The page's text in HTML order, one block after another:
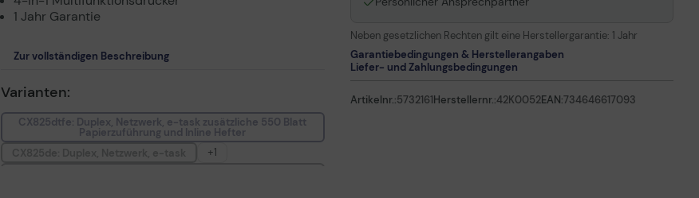
1 Jahr Garantie
Zur vollständigen Beschreibung
Varianten:
CX825dtfe: Duplex, Netzwerk, e-task zusätzliche 550 Blatt
Papierzuführung und Inline Hefter
+1
Neben gesetzlichen Rechten gilt eine Herstellergarantie: 1 Jahr
Garantiebedingungen & Herstellerangaben
Liefer- und Zahlungsbedingungen
Artikelnr.:5732161Herstellernr.:42K0052EAN:734646617093